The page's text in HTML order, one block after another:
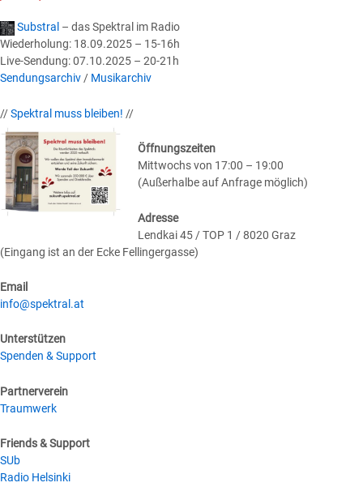
Substral – das Spektral im Radio
Wiederholung: 18.09.2025 – 15-16h
Live-Sendung: 07.10.2025 – 20-21h
Sendungsarchiv/ Musikarchiv
//Spektral muss bleiben! //
Öffnungszeiten
Mittwochs von 17:00 – 19:00
(Außerhalbe auf Anfrage möglich)
Adresse
Lendkai 45 / TOP 1 / 8020 Graz
(Eingang ist an der Ecke Fellingergasse)
Email
info@spektral.at
Unterstützen
Spenden & Support
Partnerverein
Traumwerk
Friends & Support
SUb
Radio Helsinki